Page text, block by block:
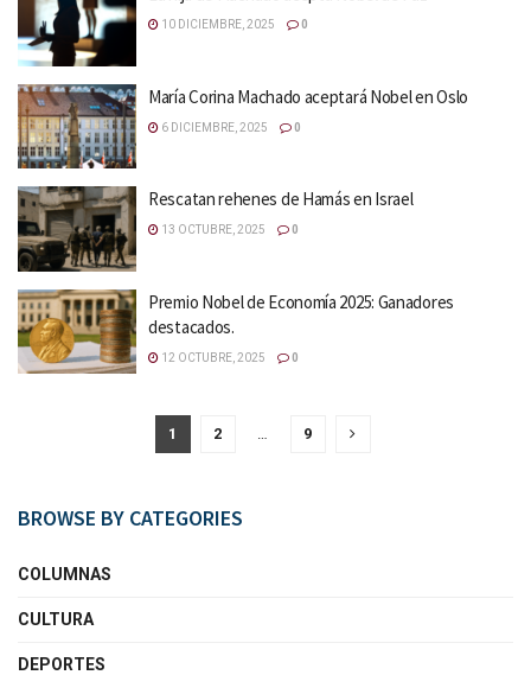
10 DICIEMBRE, 2025 0
María Corina Machado aceptará Nobel en Oslo
6 DICIEMBRE, 2025 0
Rescatan rehenes de Hamás en Israel
13 OCTUBRE, 2025 0
Premio Nobel de Economía 2025: Ganadores
destacados.
12 OCTUBRE, 2025 0
1 2 … 9
BROWSE BY CATEGORIES
COLUMNAS
CULTURA
DEPORTES